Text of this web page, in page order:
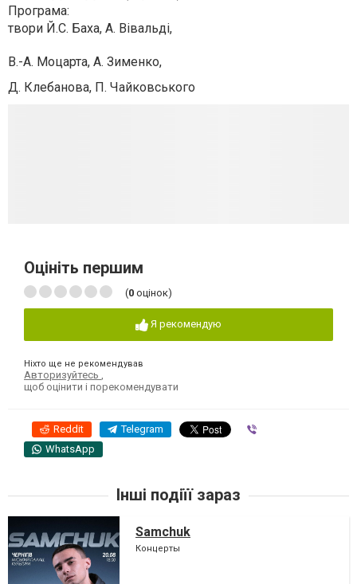
Програма:
твори Й.С. Баха, А. Вівальді,
В.-А. Моцарта, А. Зименко,
Д. Клебанова, П. Чайковського
Оцініть першим
(0 оцінок)
Я рекомендую
Ніхто ще не рекомендував
Авторизуйтесь
щоб оцінити і порекомендувати
Reddit Telegram
WhatsApp
Інші подіїї зараз
Samchuk
Концерты